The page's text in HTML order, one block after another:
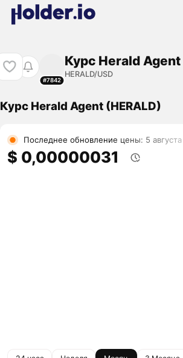
#7842
Курс Herald
HERALD/USD
Курс Herald Agent (HERALD)
Последнее обновление цены: 5 августа
$ 0,00000031